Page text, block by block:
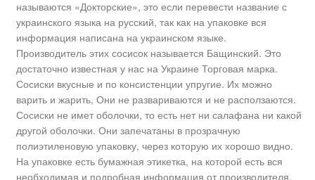
называются «Докторские», это если перевести название с
украинского языка на русский, так как на упаковке вся
информация написана на украинском языке.
Производитель этих сосисок называется Бащинский. Это
достаточно известная у нас на Украине Торговая марка.
Сосиски вкусные и по консистенции упругие. Их можно
варить и жарить, Они не развариваются и не расползаются.
Сосиски не имет оболочки, то есть нет ни салафана ни какой
другой оболочки. Они запечатаны в прозрачную
полиэтиленовую упаковку, через которую их хорошо видно.
На упаковке есть бумажная этикетка, на которой есть вся
необходимая и подробная информация от производителя,